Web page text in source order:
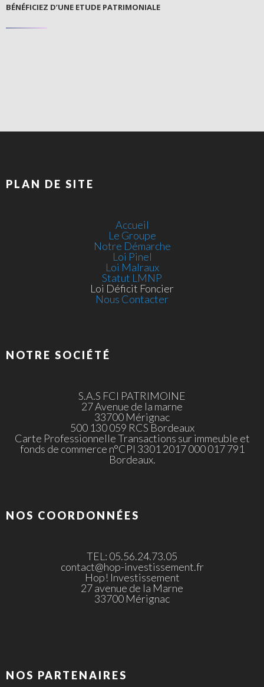
BÉNÉFICIEZ D’UNE ETUDE PATRIMONIALE
PLAN DE SITE
Accueil
Le Groupe
Notre Démarche
Loi Pinel
Loi Malraux
Statut LMNP
Loi Déficit Foncier
Nous Contacter
NOTRE SOCIÉTÉ
S.A.S FCI PATRIMOINE
27 Avenue de la marne
33700 Mérignac
500 130 059 RCS Bordeaux
Carte Professionnelle Transactions sur immeuble et
fonds de commerce n°CPI 3301 2017 000 017 791
Bordeaux.
NOS COORDONNÉES
TEL: 05.56.24.73.05
contact@hop-investissement.fr
Hop! Investissement
27 avenue de la Marne
33700 Mérignac
NOS PARTENAIRES